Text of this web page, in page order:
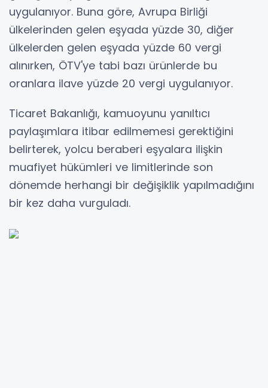
uygulanıyor. Buna göre, Avrupa Birliği
ülkelerinden gelen eşyada yüzde 30, diğer
ülkelerden gelen eşyada yüzde 60 vergi
alınırken, ÖTV'ye tabi bazı ürünlerde bu
oranlara ilave yüzde 20 vergi uygulanıyor.
Ticaret Bakanlığı, kamuoyunu yanıltıcı
paylaşımlara itibar edilmemesi gerektiğini
belirterek, yolcu beraberi eşyalara ilişkin
muafiyet hükümleri ve limitlerinde son
dönemde herhangi bir değişiklik yapılmadığını
bir kez daha vurguladı.